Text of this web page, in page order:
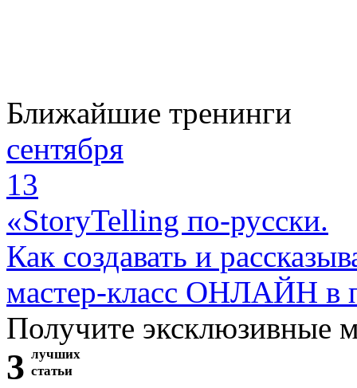
Ближайшие тренинги
сентября
13
«StoryTelling по-русски.
Как создавать и
мастер-класс ОНЛАЙН в
Получите эксклюзивные
3 лучших
статьи